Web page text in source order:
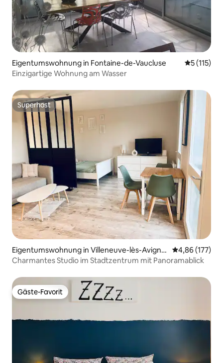
Eigentumswohnung in Fontaine-de-Vaucluse
5 (115)
Einzigartige Wohnung am Wasser
Superhost
Superhost
Eigentumswohnung in Villeneuve-lès-Avigno
n
4,86 (177)
Charmantes Studio im Stadtzentrum mit Panoramablick
Gäste-Favorit
Gäste-Favorit